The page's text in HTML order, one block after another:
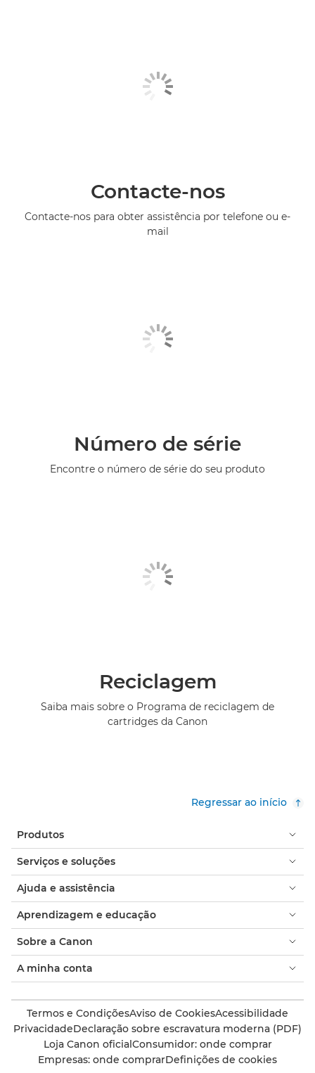
Contacte-nos
Contacte-nos para obter assistência por telefone ou e-
mail
Número de série
Encontre o número de série do seu produto
Reciclagem
Saiba mais sobre o Programa de reciclagem de
cartridges da Canon
Regressar ao início
Produtos
Serviços e soluções
Ajuda e assistência
Aprendizagem e educação
Sobre a Canon
A minha conta
Termos e CondiçõesAviso de CookiesAcessibilidade
PrivacidadeDeclaração sobre escravatura moderna (PDF)
Loja Canon oficialConsumidor: onde comprar
Empresas: onde comprarDefinições de cookies